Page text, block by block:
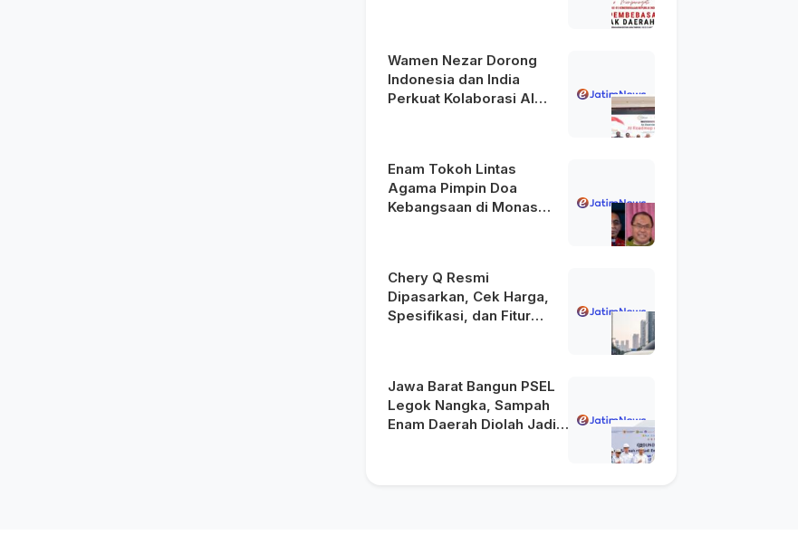
Wamen Nezar Dorong
Indonesia dan India
Perkuat Kolaborasi AI
Enam Tokoh Lintas
Agama Pimpin Doa
Kebangsaan di Monas
Chery Q Resmi
Dipasarkan, Cek Harga,
Spesifikasi, dan Fitur
Jawa Barat Bangun PSEL
Legok Nangka, Sampah
Enam Daerah Diolah Jadi